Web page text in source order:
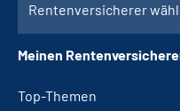
Top-Themen
Rentenversicherer
Meinen